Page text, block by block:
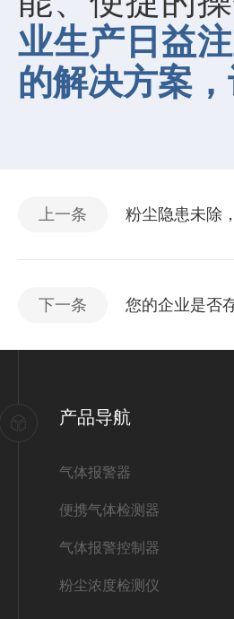
业生产日益
的解决方案
上一条 粉尘隐患未除
下一条 您的企业是否
产品导航
气体报警器
便携气体检测器
气体报警控制器
粉尘浓度检测仪